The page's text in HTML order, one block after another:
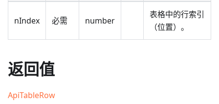
nIndex 必需 number
表格中的行索引
（位置）。
返回值
ApiTableRow